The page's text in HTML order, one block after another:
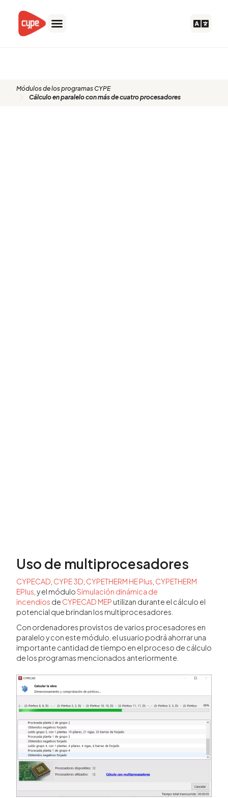
contenido
Módulos de los programas CYPE
Cálculo en paralelo con más de cuatro procesadores
Uso de multiprocesadores
CYPECAD CYPE 3D CYPETHERM HE Plus CYPETHERM
EPlus , y el móduloSimulación dinámica de
incendios de CYPECAD MEP utilizan durante el cálculo el
potencial que brindan los multiprocesadores.
Con ordenadores provistos de varios procesadores en
paralelo y con este módulo, el usuario podrá ahorrar una
importante cantidad de tiempo en el proceso de cálculo
de los programas mencionados anteriormente.